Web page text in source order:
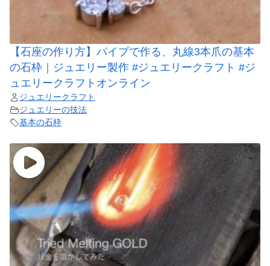
【石座の作り方】パイプで作る、丸線3本爪の基本
の石枠｜ジュエリー製作 #ジュエリークラフト #ジ
ュエリークラフトオンライン
ジュエリークラフト
ジュエリーの技法
基本の石枠